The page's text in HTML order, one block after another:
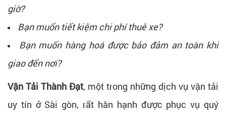
giờ?
Bạn muốn tiết kiệm chi phí thuê xe?
Bạn muốn hàng hoá được bảo đảm an toàn khi
giao đến nơi?
Vận Tải Thành Đạt, một trong những dịch vụ vận tải
uy tín ở Sài gòn, rất hân hạnh được phục vụ quý